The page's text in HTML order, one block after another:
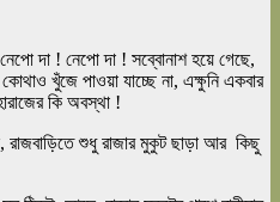
দা ! নেপো দা ! সব্বোনাশ হয়ে গেছে,
খুঁজে পাওয়া যাচ্ছে না, এক্ষুনি একবার
কি অবস্থা !
রাজবাড়িতে শুধু রাজার মুকুট ছাড়া আর কিছু